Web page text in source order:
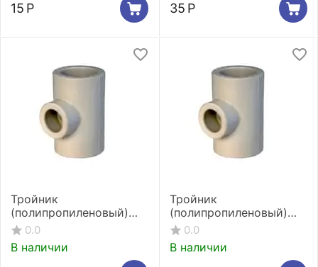
15 Р 35 Р
Тройник
(полипропиленовый)
переходной Kalde
32/25/32 мм
0.0
В наличии
Тройник
(полипропиленовый)
переходной Kalde
40/20/40 мм
0.0
В наличии